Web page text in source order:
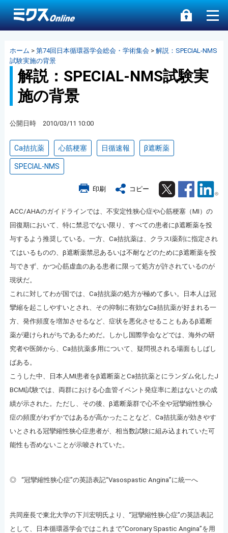
ホーム > 第74回日本循環器学会総会・学術集会> 解説：SPECIAL-NMS
試験実施の背景
解説：SPECIAL-NMS試験実
施の背景
公開日時 2010/03/11 10:00
Ca拮抗薬 心筋梗塞 日循速報 β遮断薬
SPECIAL-NMS
印刷 コピー Twitter Facebook
ACC/AHAのガイドラインでは、不安定性狭心症や心筋梗塞（MI）の
回復期において、特に禁忌でない限り、すべての患者にβ遮断薬を投
与するよう推奨している。一方、Ca拮抗薬は、クラスI薬剤に指定され
てはいるものの、β遮断薬禁忌あるいは不耐などのためにβ遮断薬を投
与できず、かつ心筋虚血のある患者に限って処方が許されているのが
現状だ。
これに対してわが国では、Ca拮抗薬の処方が極めて多い。日本人は冠
攣縮を起こしやすいとされ、その抑制に有効なCa拮抗薬が好まれる一
方、発作頻度を増加させるなど、症状を悪化させることもあるβ遮断
薬が避けられがちであるためだ。しかし国際学会などでは、海外の研
究者や医師から、Ca拮抗薬多用について、疑問視される場面もしばし
ばある。
こうした中、日本人MI患者をβ遮断薬とCa拮抗薬とにランダム化したJ
BCMI試験では、両群における心血管イベント発症率に差はないとの成
績が示された。ただし、その後、β遮断薬群で心不全や冠攣縮性狭心
症の頻度がわずかではあるが高かったことなど、Ca拮抗薬が効きやす
いとされる冠攣縮性狭心症患者が、相当数試験に組み込まれていた可
能性も否めないことが示唆されていた。
◎ “冠攣縮性狭心症”の英語表記“Vasospastic Angina”に統一へ
共同座長で東北大学の下川宏明氏より、“冠攣縮性狭心症”の英語表記
として、日本循環器学会ではこれまで“Coronary Spastic Angina”を用